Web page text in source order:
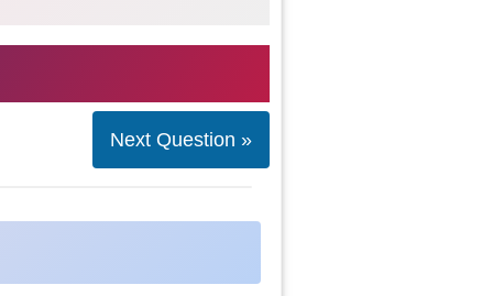
Next Question »